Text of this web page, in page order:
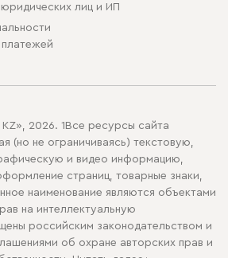
лиц и ИП
платежей
2026. 1Все ресурсы сайта
(но не ограничиваясь) текстовую,
и видео информацию,
страниц, товарные знаки,
наименование являются объектами
на интеллектуальную
российским законодательством и
об охране авторских прав и